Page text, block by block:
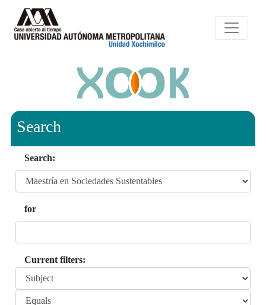
Search
Search:
for
Current filters: